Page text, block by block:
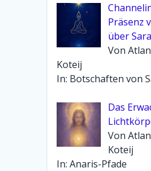
Präsenz
über
Von
Koteij
In: Botschaften von
Das
Von
Koteij
In: Anaris-Pfade